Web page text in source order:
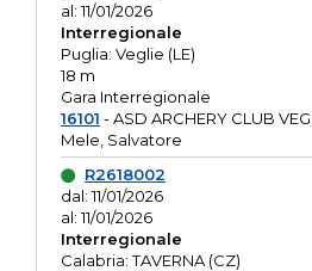
al: 11/01/2026
Interregionale
Puglia: Veglie (LE)
18 m
Gara Interregionale
16101 - ASD ARCHERY CLUB
Mele, Salvatore
R2618002
dal: 11/01/2026
al: 11/01/2026
Interregionale
Calabria: TAVERNA (CZ)